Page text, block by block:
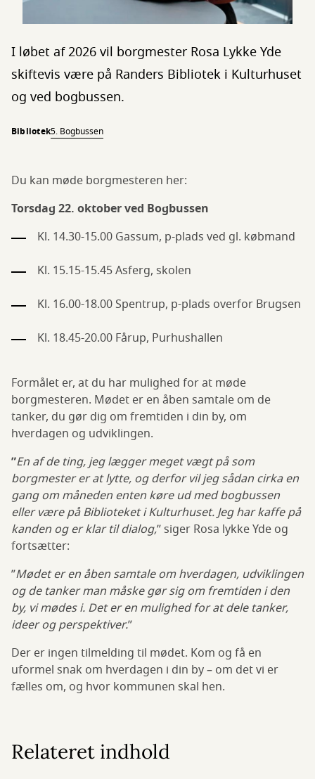
I løbet af 2026 vil borgmester Rosa Lykke Yde
skiftevis være på Randers Bibliotek i Kulturhuset
og ved bogbussen.
Bibliotek5. Bogbussen
Du kan møde borgmesteren her:
Torsdag 22. oktober ved Bogbussen
Kl. 14.30-15.00 Gassum, p-plads ved gl. købmand
Kl. 15.15-15.45 Asferg, skolen
Kl. 16.00-18.00 Spentrup, p-plads overfor Brugsen
Kl. 18.45-20.00 Fårup, Purhushallen
Formålet er, at du har mulighed for at møde
borgmesteren. Mødet er en åben samtale om de
tanker, du gør dig om fremtiden i din by, om
hverdagen og udviklingen.
”En af de ting, jeg lægger meget vægt på som
borgmester er at lytte, og derfor vil jeg sådan cirka en
gang om måneden enten køre ud med bogbussen
eller være på Biblioteket i Kulturhuset. Jeg har kaffe på
kanden og er klar til dialog,” siger Rosa lykke Yde og
fortsætter:
”Mødet er en åben samtale om hverdagen, udviklingen
og de tanker man måske gør sig om fremtiden i den
by, vi mødes i. Det er en mulighed for at dele tanker,
ideer og perspektiver.”
Der er ingen tilmelding til mødet. Kom og få en
uformel snak om hverdagen i din by – om det vi er
fælles om, og hvor kommunen skal hen.
Relateret indhold